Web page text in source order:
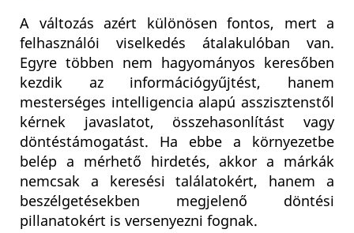
A változás azért különösen fontos, mert a
felhasználói viselkedés átalakulóban van.
Egyre többen nem hagyományos keresőben
kezdik az információgyűjtést, hanem
mesterséges intelligencia alapú asszisztenstől
kérnek javaslatot, összehasonlítást vagy
döntéstámogatást. Ha ebbe a környezetbe
belép a mérhető hirdetés, akkor a márkák
nemcsak a keresési találatokért, hanem a
beszélgetésekben megjelenő döntési
pillanatokért is versenyezni fognak.